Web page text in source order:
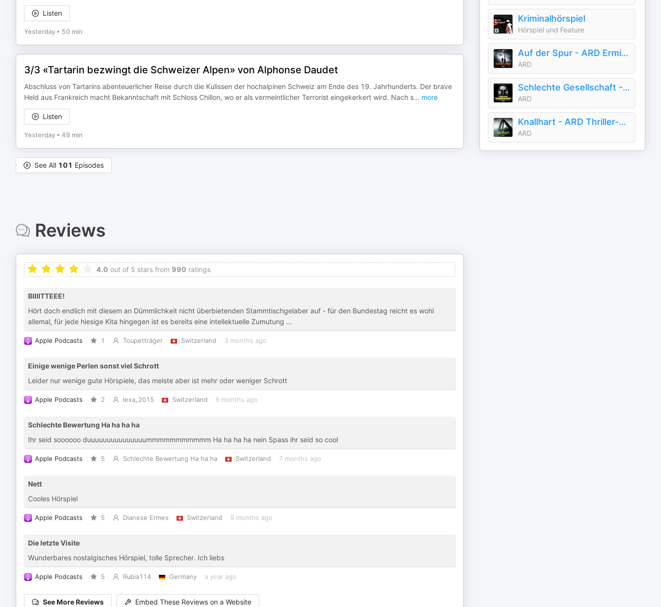
Listen
Yesterday • 50 min
3/3 «Tartarin bezwingt die Schweizer Alpen» von Alphonse Daudet
Abschluss von Tartarins abenteuerlicher Reise durch die Kulissen der hochalpinen Schweiz am Ende des 19. Jahrhunderts. Der brave
Held aus Frankreich macht Bekanntschaft mit Schloss Chillon, wo er als vermeintlicher Terrorist eingekerkert wird. Nach s... more
Listen
Yesterday • 49 min
See All 101 Episodes
Kriminalhörspiel
Hörspiel und Feature
Auf der Spur - ARD Ermittlerkrimis
ARD
Schlechte Gesellschaft - ARD Polit- und Psychokrimis
ARD
Knallhart - ARD Thriller-Hörspiele
ARD
Reviews
4.0 out of 5 stars from 990 ratings
BIIIITTEEE!
Hört doch endlich mit diesem an Dümmlichkeit nicht überbietenden Stammtischgelaber auf - für den Bundestag reicht es wohl
allemal, für jede hiesige Kita hingegen ist es bereits eine intellektuelle Zumutung …
Apple Podcasts 1 Toupetträger Switzerland 3 months ago
Einige wenige Perlen sonst viel Schrott
Leider nur wenige gute Hörspiele, das meiste aber ist mehr oder weniger Schrott
Apple Podcasts 2 lexa_2015 Switzerland 6 months ago
Schlechte Bewertung Ha ha ha ha
Ihr seid soooooo duuuuuuuuuuuuuuummmmmmmmmmm Ha ha ha ha nein Spass ihr seid so cool
Apple Podcasts 5 Schlechte Bewertung Ha ha ha Switzerland 7 months ago
Nett
Cooles Hörspiel
Apple Podcasts 5 Dianese Ermes Switzerland 9 months ago
Die letzte Visite
Wunderbares nostalgisches Hörspiel, tolle Sprecher. Ich liebs
Apple Podcasts 5 Rubia114 Germany a year ago
See More Reviews Embed These Reviews on a Website